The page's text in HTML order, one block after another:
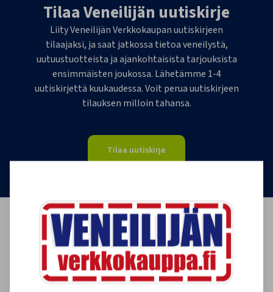
Tilaa Veneilijän uutiskirje
Liity Veneilijän Verkkokaupan uutiskirjeen
tilaajaksi, ja saat jatkossa tietoa veneilystä,
uutuustuotteista ja ajankohtaisista tarjouksista
ensimmäisten joukossa. Lähetämme 1-4
uutiskirjettä kuukaudessa. Voit perua uutiskirjeen
tilauksen milloin tahansa.
Tilaa uutiskirje